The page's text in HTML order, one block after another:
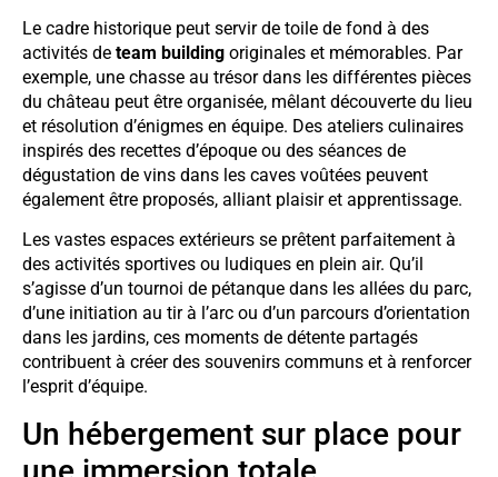
Le cadre historique peut servir de toile de fond à des
activités de team building originales et mémorables. Par
exemple, une chasse au trésor dans les différentes pièces
du château peut être organisée, mêlant découverte du lieu
et résolution d’énigmes en équipe. Des ateliers culinaires
inspirés des recettes d’époque ou des séances de
dégustation de vins dans les caves voûtées peuvent
également être proposés, alliant plaisir et apprentissage.
Les vastes espaces extérieurs se prêtent parfaitement à
des activités sportives ou ludiques en plein air. Qu’il
s’agisse d’un tournoi de pétanque dans les allées du parc,
d’une initiation au tir à l’arc ou d’un parcours d’orientation
dans les jardins, ces moments de détente partagés
contribuent à créer des souvenirs communs et à renforcer
l’esprit d’équipe.
Un hébergement sur place pour